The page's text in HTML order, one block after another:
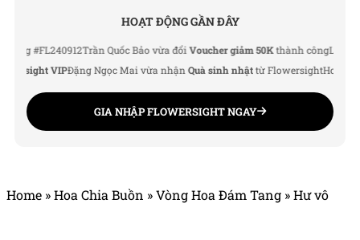
Website: https://flowersight.com/
Đánh giá product này
HOẠT ĐỘNG GẦN ĐÂY
Trần Quốc Bảo vừa đổiVoucher giảm 50Kthành côngLê Thu Hà
VIPĐặng Ngọc Mai vừa nhậnQuà sinh nhậttừ FlowersightHoàng Đức
GIA NHẬP FLOWERSIGHT NGAY
Home »Hoa Chia Buồn »Vòng Hoa Đám Tang »Hư vô